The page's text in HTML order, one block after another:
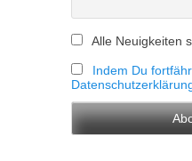
Alle Neuigkeiten
Indem Du